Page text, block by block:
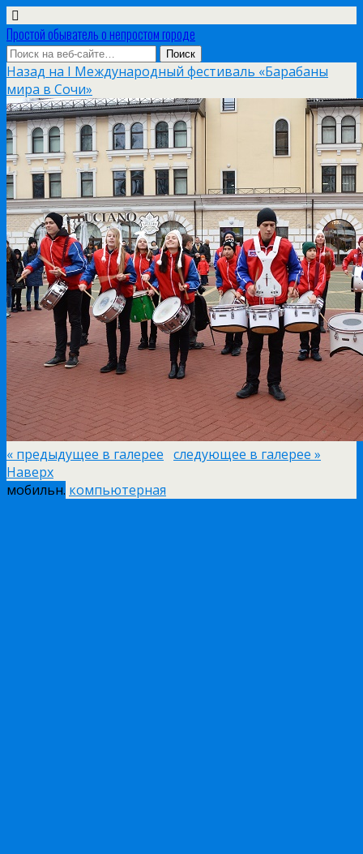
Простой обыватель о непростом городе
Назад на I Международный фестиваль «Барабаны
мира в Сочи»
« предыдущее в галерее следующее в галерее »
Наверх
мобильн. компьютерная